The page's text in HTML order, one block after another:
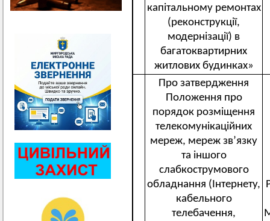
капітальному ремонтах
(реконструкції,
модернізації) в
багатоквартирних
житлових будинках»
Про затвердження
Положення про
порядок розміщення
телекомунікаційних
мереж, мереж зв’язку
та іншого
слабкострумового
обладнання (Інтернету,
кабельного
телебачення,